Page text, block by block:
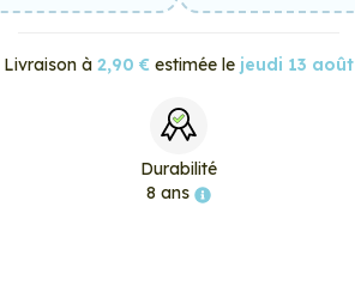
Livraison à 2,90 € estimée le jeudi 13 août
Durabilité
8 ans